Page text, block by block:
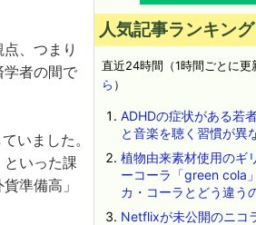
、つまり
学者の間で
いました。
いった課
準備高」
人気記事ランキング
直近24時間（1時間ごとに更
ら ）
ADHDの症状がある若
と音楽を聴く習慣が異
植物由来素材使用のギ
ーコーラ「green cola
カ・コーラとどう違う
Netflixが未公開のニコ